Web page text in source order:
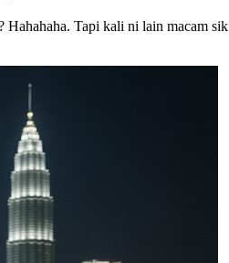
Hahahaha. Tapi kali ni lain macam sik